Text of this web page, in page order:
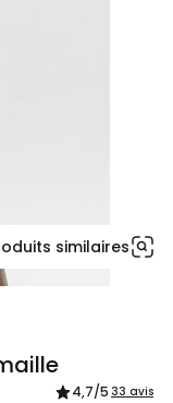
similaires
4,7/5 33 avis